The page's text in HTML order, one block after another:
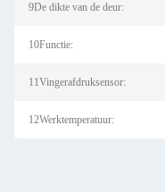
9De dikte van de deur:
10Functie:
11Vingerafdruksensor:
12Werktemperatuur: